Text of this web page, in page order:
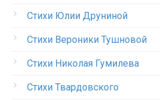
Стихи Юлии Друниной
Стихи Вероники Тушновой
Стихи Николая Гумилева
Стихи Твардовского